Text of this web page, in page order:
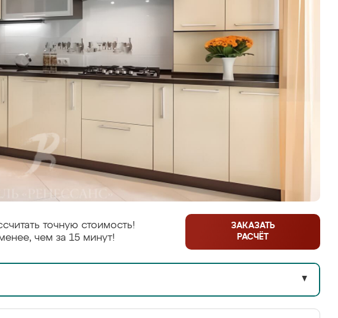
точную стоимость!
чем за 15 минут!
ЗАКАЗАТЬ
РАСЧЁТ
▼